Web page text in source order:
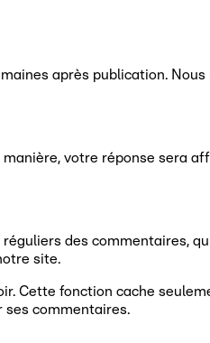
après publication.
votre réponse sera
des commentaires,
site.
Cette fonction cache
ses commentaires.